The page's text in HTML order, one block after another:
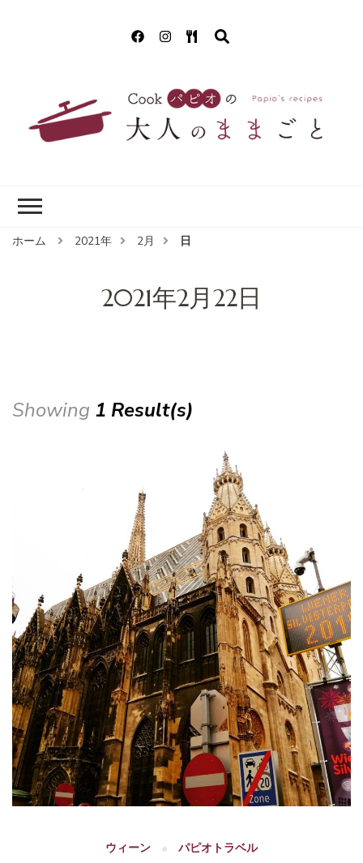
ホーム 2021年 2月 日
2021年2月22日
Showing 1 Result(s)
ウィーン パピオトラベル